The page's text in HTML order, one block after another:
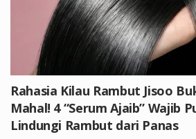
Rahasia Kilau Rambut Jisoo
Mahal! 4 “Serum Ajaib” Wajib
Lindungi Rambut dari Panas